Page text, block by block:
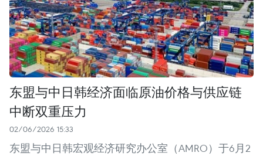
东盟与中日韩经济面临原油价格与供应链
中断双重压力
02/06/2026 15:33
东盟与中日韩宏观经济研究办公室（AMRO）于6月2